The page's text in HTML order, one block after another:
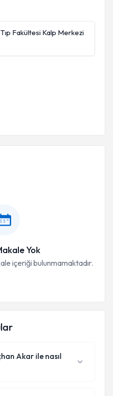
Fakültesi Kalp Merkezi
Yok
içeriği bulunmamaktadır.
Akar ile nasıl